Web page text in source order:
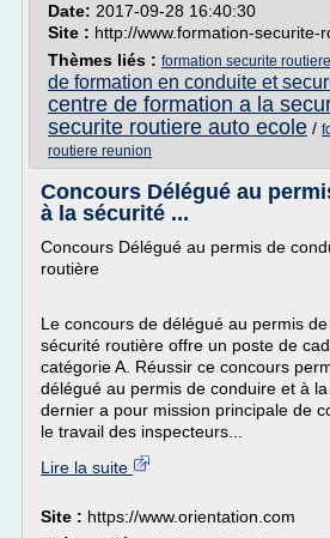
Date: 2017-09-28 16:40:30
Site : http://www.formation-securite-
Thèmes liés : formation securite
de formation en conduite et
centre de formation a la
securite routiere auto ecole /
routiere reunion
Concours Délégué au
à la sécurité ...
Concours Délégué au permis de
routière
Le concours de délégué au permis
sécurité routière offre un poste de
catégorie A. Réussir ce concours
délégué au permis de conduire et à
dernier a pour mission principale de
le travail des inspecteurs...
Lire la suite
Site : https://www.orientation.com